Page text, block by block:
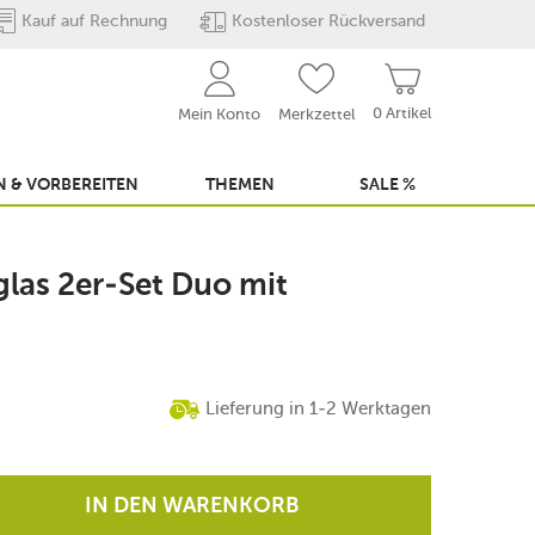
Kauf auf Rechnung Kostenloser Rückversand
0 Artikel
Mein Konto Merkzettel
& VORBEREITEN THEMEN SALE %
2er-Set Duo mit
Lieferung in 1-2 Werktagen
IN DEN WARENKORB